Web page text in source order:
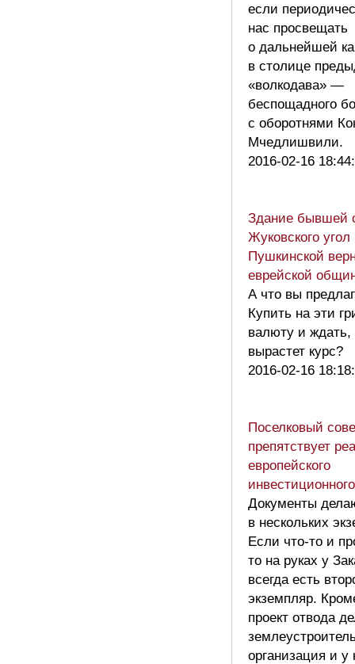
если
нас просвещать
о дальнейшей
в столице
«волкодава» —
беспощадного
с оборотнями
Мчедлишвили.
2016-02-16
Здание бывшей
Жуковского угол
Пушкинской
еврейской
А что вы
Купить на эти
валюту и ждать,
вырастет курс?
2016-02-16
Поселковый
препятствует
европейского
Документы
в нескольких
Если что-то и
то на руках у
всегда есть
экземпляр.
проект отвода
организация и у